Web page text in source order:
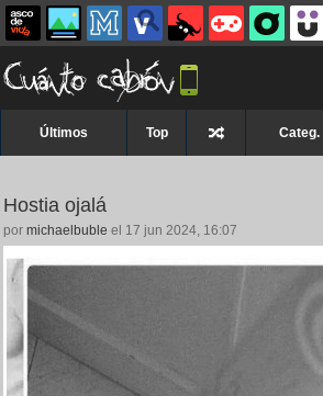
Últimos Top Categ.
Hostia ojalá
por michaelbuble el 17 jun 2024, 16:07